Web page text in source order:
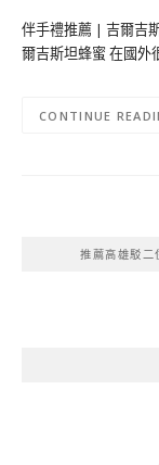
伴手禮推薦 | 吉爾吉
爾吉斯坦蜂蜜 在國外
CONTINUE
推薦高雄駁